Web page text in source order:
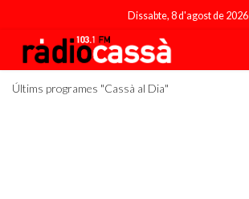
Dissabte, 8 d'agost de 2026
Últims programes "Cassà al Dia"